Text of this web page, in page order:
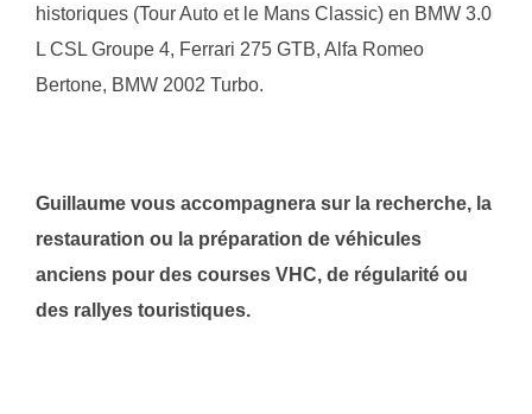
historiques (Tour Auto et le Mans Classic) en BMW 3.0
L CSL Groupe 4, Ferrari 275 GTB, Alfa Romeo
Bertone, BMW 2002 Turbo.
Guillaume vous accompagnera sur la recherche, la
restauration ou la préparation de véhicules
anciens pour des courses VHC, de régularité ou
des rallyes touristiques.